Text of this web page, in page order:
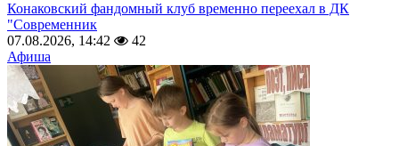
Конаковский фандомный клуб временно переехал в ДК
"Современник
07.08.2026, 14:42
42
Афиша